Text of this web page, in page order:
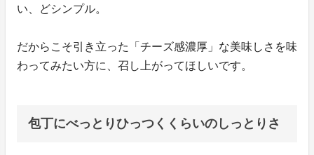
い、どシンプル。
だからこそ引き立った「チーズ感濃厚」な美味しさを味
わってみたい方に、召し上がってほしいです。
包丁にべっとりひっつくくらいのしっとりさ